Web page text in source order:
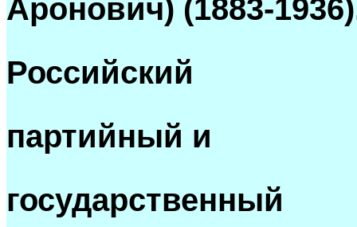
Аронович) (1883-
Российский
партийный и
государственный